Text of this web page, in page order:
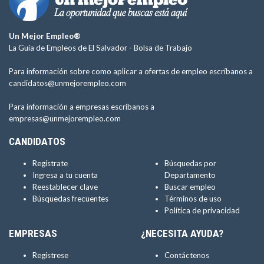
Un Mejor Empleo®
La Guía de Empleos de El Salvador - Bolsa de Trabajo
Para información sobre como aplicar a ofertas de empleo escríbanos a
candidatos@unmejorempleo.com
Para información a empresas escríbanos a
empresas@unmejorempleo.com
CANDIDATOS
Regístrate
Ingresa a tu cuenta
Reestablecer clave
Búsquedas frecuentes
Búsquedas por
Departamento
Buscar empleo
Términos de uso
Política de privacidad
EMPRESAS
Regístrese
¿NECESITA AYUDA?
Contáctenos